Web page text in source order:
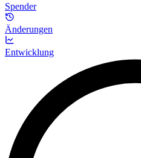
Spender
Änderungen
Entwicklung